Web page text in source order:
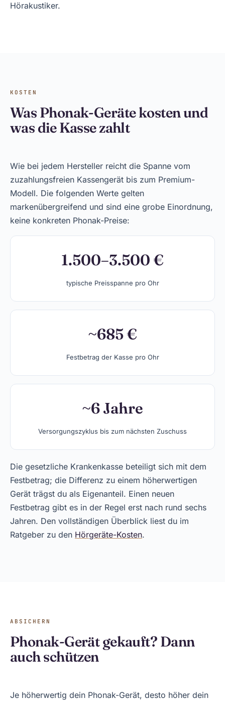
Hörakustiker.
KOSTEN
Was Phonak-Geräte kosten und
was die Kasse zahlt
Wie bei jedem Hersteller reicht die Spanne vom
zuzahlungsfreien Kassengerät bis zum Premium-
Modell. Die folgenden Werte gelten
markenübergreifend und sind eine grobe Einordnung,
keine konkreten Phonak-Preise:
1.500–3.500 €
typische Preisspanne pro Ohr
~685 €
Festbetrag der Kasse pro Ohr
~6 Jahre
Versorgungszyklus bis zum nächsten Zuschuss
Die gesetzliche Krankenkasse beteiligt sich mit dem
Festbetrag; die Differenz zu einem höherwertigen
Gerät trägst du als Eigenanteil. Einen neuen
Festbetrag gibt es in der Regel erst nach rund sechs
Jahren. Den vollständigen Überblick liest du im
Ratgeber zu den Hörgeräte-Kosten.
ABSICHERN
Phonak-Gerät gekauft? Dann
auch schützen
Je höherwertig dein Phonak-Gerät, desto höher dein